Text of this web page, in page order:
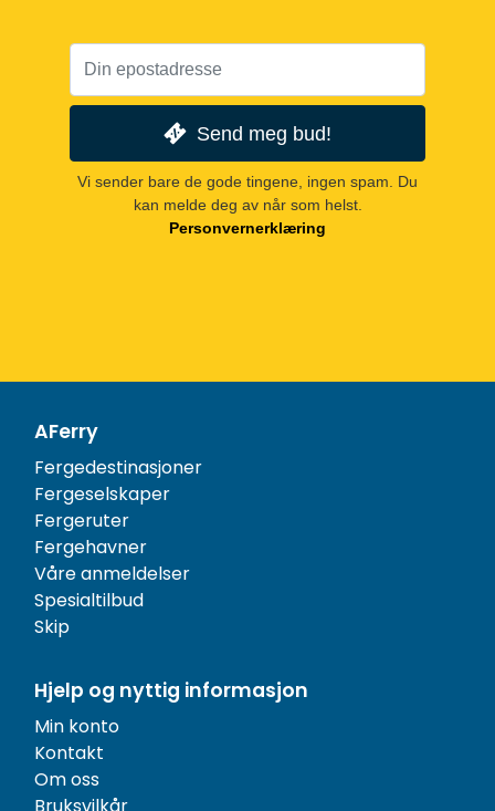
Send meg bud!
Vi sender bare de gode tingene, ingen spam. Du
kan melde deg av når som helst.
Personvernerklæring
AFerry
Fergedestinasjoner
Fergeselskaper
Fergeruter
Fergehavner
Våre anmeldelser
Spesialtilbud
Skip
Hjelp og nyttig informasjon
Min konto
Kontakt
Om oss